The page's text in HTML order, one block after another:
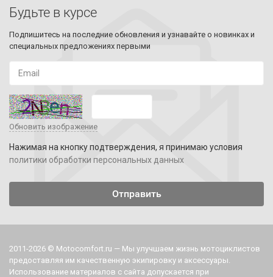
Будьте в курсе
Подпишитесь на последние обновления и узнавайте о новинках и
специальных предложениях первыми
Обновить изображение
Нажимая на кнопку подтверждения, я принимаю условия
политики обработки персональных данных
2011-2026 © Motocomfort.ru — Мы улучшаем жизнь мотоциклистов
предоставляя им качественную экипировку и аксессуары.
Использование материалов с сайта допускается при